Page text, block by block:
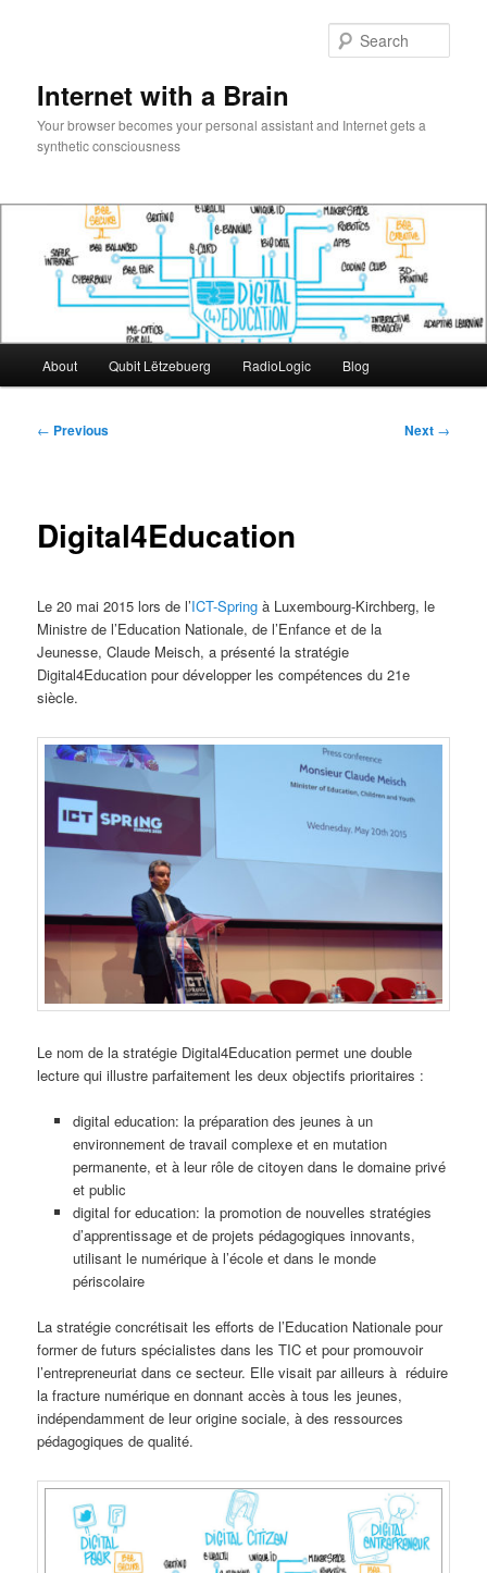
Internet with a Brain
Your browser becomes your personal assistant and Internet gets a
synthetic consciousness
About Qubit Lëtzebuerg RadioLogic Blog
Post
← Previous Next →
Digital4Education
Le 20 mai 2015 lors de l’ICT-Spring à Luxembourg-Kirchberg, le
Ministre de l’Education Nationale, de l’Enfance et de la
Jeunesse, Claude Meisch, a présenté la stratégie
Digital4Education pour développer les compétences du 21e
siècle.
Le nom de la stratégie Digital4Education permet une double
lecture qui illustre parfaitement les deux objectifs prioritaires :
digital education: la préparation des jeunes à un
environnement de travail complexe et en mutation
permanente, et à leur rôle de citoyen dans le domaine privé
et public
digital for education: la promotion de nouvelles stratégies
d’apprentissage et de projets pédagogiques innovants,
utilisant le numérique à l’école et dans le monde
périscolaire
La stratégie concrétisait les efforts de l’Education Nationale pour
former de futurs spécialistes dans les TIC et pour promouvoir
l’entrepreneuriat dans ce secteur. Elle visait par ailleurs à réduire
la fracture numérique en donnant accès à tous les jeunes,
indépendamment de leur origine sociale, à des ressources
pédagogiques de qualité.